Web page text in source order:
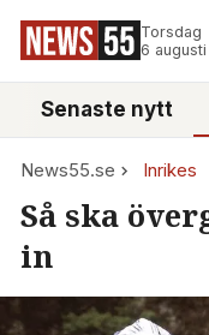
Torsdag
6 augusti
Senaste nytt
News55.se Inrikes
Så ska
in